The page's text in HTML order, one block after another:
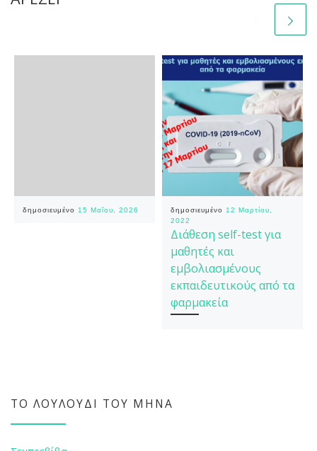
δημοσιευμένο 15 Μαΐου, 2026 δημοσιευμένο
12 Μαρτίου,
2022
Διάθεση self-test για
μαθητές και
εμβολιασμένους
εκπαιδευτικούς από τα
φαρμακεία
ΤΟ ΛΟΥΛΟΎΔΙ ΤΟΥ ΜΉΝΑ